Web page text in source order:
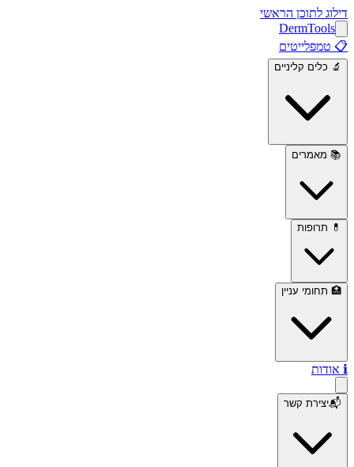
דילוג לתוכן הראשי
DermTools
📋 טמפלייטים
🔬 כלים קליניים
📚 מאמרים
💊 תרופות
🏥 תחומי עניין
ℹ️ אודות
📬יצירת קשר